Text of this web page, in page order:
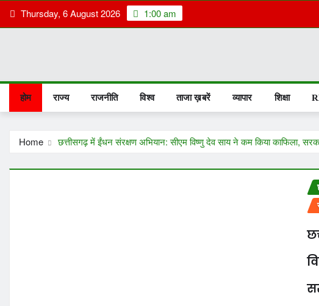
Skip Thursday, 6 August 2026 1:00 am
होम राज्य राजनीति विश्व ताजा ख़बरें व्यापार शिक्षा
Home छत्तीसगढ़ में ईंधन संरक्षण अभियान: सीएम विष्णु देव साय ने कम किया काफिला,